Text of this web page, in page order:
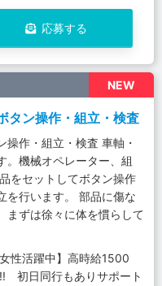
応募する
NEW
タン操作・組立・検査
操作・組立・検査 車軸・
。機械オペレーター、組
をセットしてボタン操作
を行います。 部品に傷な
まずは徐々に体を慣らして
女性活躍中】高時給1500
初日同行もありサポート